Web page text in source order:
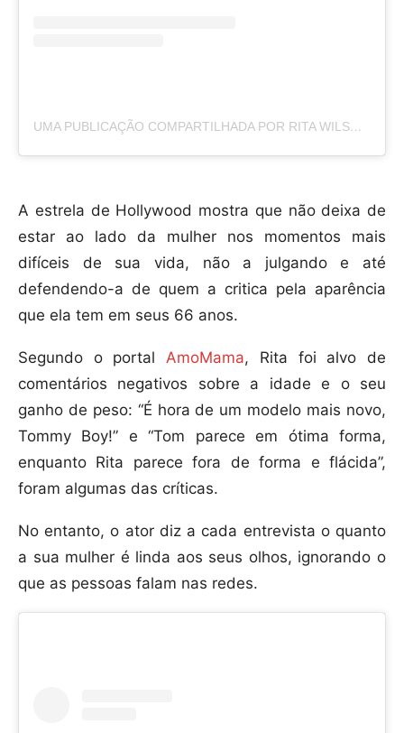
UMA PUBLICAÇÃO COMPARTILHADA POR RITA WILSON (@RITAWILSON)
A estrela de Hollywood mostra que não deixa de
estar ao lado da mulher nos momentos mais
difíceis de sua vida, não a julgando e até
defendendo-a de quem a critica pela aparência
que ela tem em seus 66 anos.
Segundo o portalAmoMama, Rita foi alvo de
comentários negativos sobre a idade e o seu
ganho de peso: “É hora de um modelo mais novo,
Tommy Boy!” e “Tom parece em ótima forma,
enquanto Rita parece fora de forma e flácida”,
foram algumas das críticas.
No entanto, o ator diz a cada entrevista o quanto
a sua mulher é linda aos seus olhos, ignorando o
que as pessoas falam nas redes.